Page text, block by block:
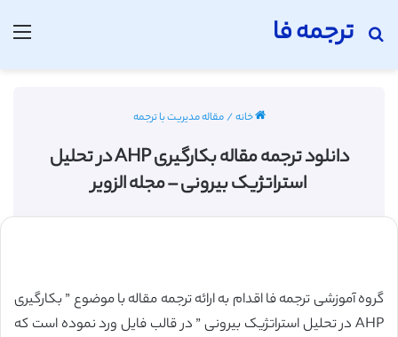
ترجمه فا
جستجو برای
خانه/مقاله مدیریت با ترجمه
دانلود ترجمه مقاله بکارگیری AHP در تحلیل
استراتژیک بیرونی – مجله الزویر
گروه آموزشی ترجمه فا اقدام به ارائه ترجمه مقاله با موضوع ” بکارگیری
AHP در تحلیل استراتژیک بیرونی ” در قالب فایل ورد نموده است که